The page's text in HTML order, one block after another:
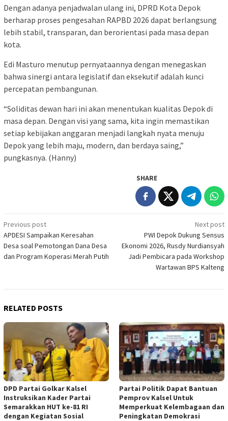
Dengan adanya penjadwalan ulang ini, DPRD Kota Depok
berharap proses pengesahan RAPBD 2026 dapat berlangsung
lebih stabil, transparan, dan berorientasi pada masa depan
kota.
Edi Masturo menutup pernyataannya dengan menegaskan
bahwa sinergi antara legislatif dan eksekutif adalah kunci
percepatan pembangunan.
“Soliditas dewan hari ini akan menentukan kualitas Depok di
masa depan. Dengan visi yang sama, kita ingin memastikan
setiap kebijakan anggaran menjadi langkah nyata menuju
Depok yang lebih maju, modern, dan berdaya saing,”
pungkasnya. (Hanny)
SHARE
Post
navigation
Previous post
APDESI Sampaikan Keresahan
Desa soal Pemotongan Dana Desa
dan Program Koperasi Merah Putih
Next post
PWI Depok Dukung Sensus
Ekonomi 2026, Rusdy Nurdiansyah
Jadi Pembicara pada Workshop
Wartawan BPS Kalteng
RELATED POSTS
DPD Partai Golkar Kalsel
Instruksikan Kader Partai
Semarakkan HUT ke-81 RI
dengan Kegiatan Sosial
Partai Politik Dapat Bantuan
Pemprov Kalsel Untuk
Memperkuat Kelembagaan dan
Peningkatan Demokrasi